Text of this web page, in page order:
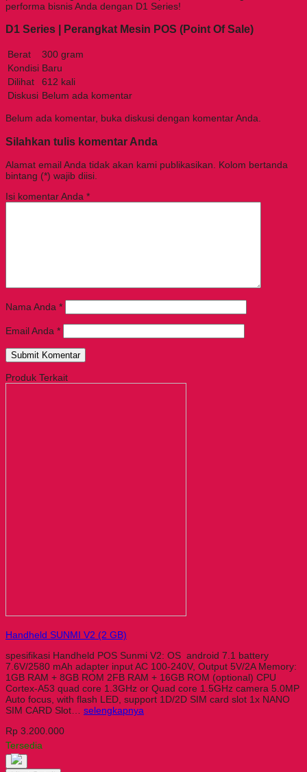
performa bisnis Anda dengan D1 Series!
D1 Series | Perangkat Mesin POS (Point Of Sale)
Berat
300 gram
Kondisi Baru
Dilihat
612 kali
Diskusi Belum ada komentar
Belum ada komentar, buka diskusi dengan komentar Anda.
Silahkan tulis komentar Anda
Alamat email Anda tidak akan kami publikasikan. Kolom bertanda
bintang (*) wajib diisi.
Isi komentar Anda *
Nama Anda *
Email Anda *
Produk Terkait
Handheld SUNMI V2 (2 GB)
spesifikasi Handheld POS Sunmi V2: OS android 7.1 battery
7.6V/2580 mAh adapter input AC 100-240V, Output 5V/2A Memory:
1GB RAM + 8GB ROM 2FB RAM + 16GB ROM (optional) CPU
Cortex-A53 quad core 1.3GHz or Quad core 1.5GHz camera 5.0MP
Auto focus, with flash LED, support 1D/2D SIM card slot 1x NANO
SIM CARD Slot… selengkapnya
Rp 3.200.000
Tersedia